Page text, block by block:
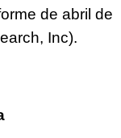
de abril de
Inc).